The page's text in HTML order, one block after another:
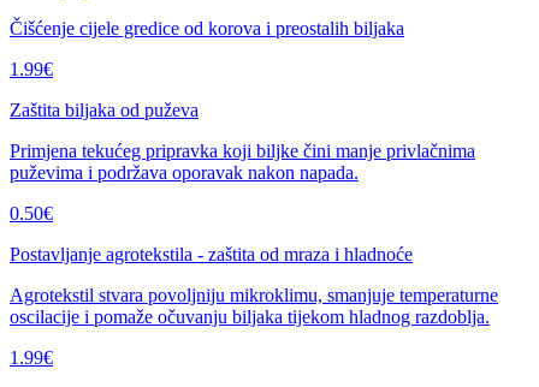
Čišćenje cijele gredice od korova i preostalih biljaka
1.99€
Zaštita biljaka od puževa
Primjena tekućeg pripravka koji biljke čini manje privlačnima
puževima i podržava oporavak nakon napada.
0.50€
Postavljanje agrotekstila - zaštita od mraza i hladnoće
Agrotekstil stvara povoljniju mikroklimu, smanjuje temperaturne
oscilacije i pomaže očuvanju biljaka tijekom hladnog razdoblja.
1.99€